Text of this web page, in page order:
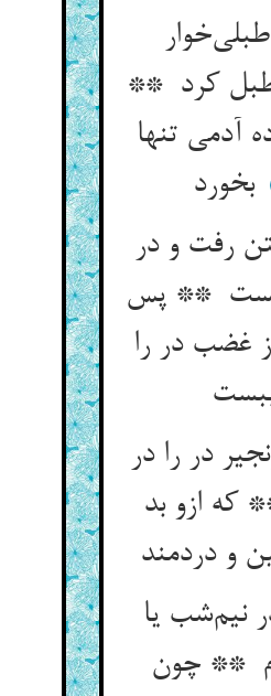
کرد **
آدمی تنها
بخورد
رفت و در
** پس
غضب در را
در را در
که ازو بد
نیم‌شب یا
** چون